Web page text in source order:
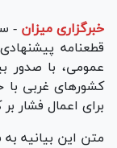
خبرگزاری میزان -
قطعنامه
عمومی، با صدور
برای اعمال فشار
متن این بیانیه